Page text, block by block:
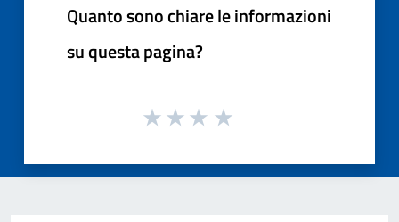
Quanto sono chiare le informazioni
su questa pagina?